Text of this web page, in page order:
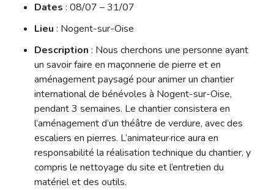
Dates : 08/07 – 31/07
Lieu : Nogent-sur-Oise
Description : Nous cherchons une personne ayant
un savoir faire en maçonnerie de pierre et en
aménagement paysagé pour animer un chantier
international de bénévoles à Nogent-sur-Oise,
pendant 3 semaines. Le chantier consistera en
l’aménagement d’un théâtre de verdure, avec des
escaliers en pierres. L’animateur·rice aura en
responsabilité la réalisation technique du chantier, y
compris le nettoyage du site et l’entretien du
matériel et des outils.